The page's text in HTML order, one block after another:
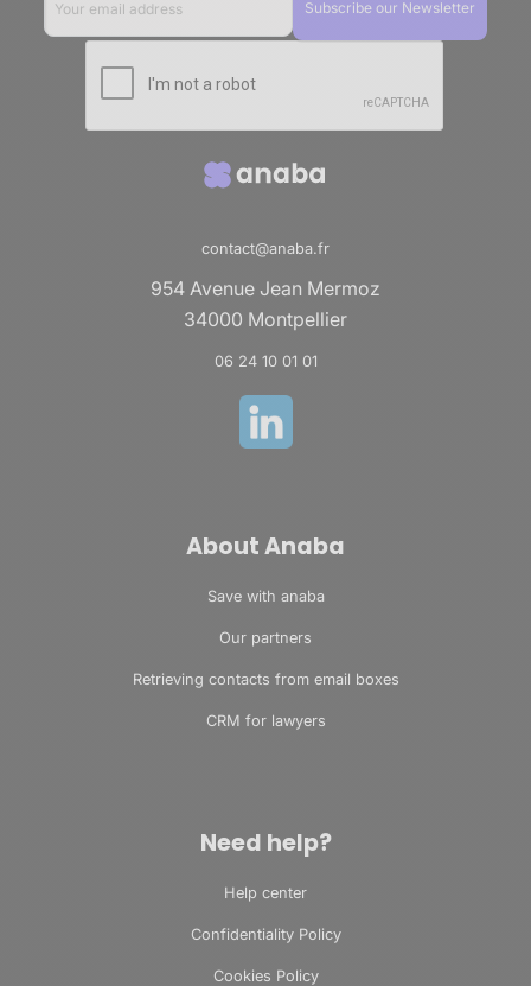
contact@anaba.fr
954 Avenue Jean Mermoz
34000 Montpellier
06 24 10 01 01
About Anaba
Save with anaba
Our partners
Retrieving contacts from email boxes
CRM for lawyers
Need help?
Help center
Confidentiality Policy
Cookies Policy